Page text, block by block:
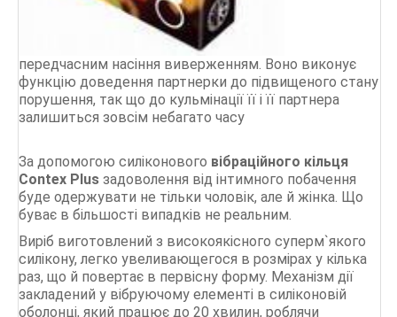
передчасним насіння виверженням. Воно виконує
функцію доведення партнерки до підвищеного стану
порушення, так що до кульмінації її і її партнера
залишиться зовсім небагато часу
За допомогою силіконового вібраційного кільця
Contex Plus задоволення від інтимного побачення
буде одержувати не тільки чоловік, але й жінка. Що
буває в більшості випадків не реальним.
Виріб виготовлений з високоякісного суперм`якого
силікону, легко увеливающегося в розмірах у кілька
раз, що й повертає в первісну форму. Механізм дії
закладений у вібруючому елементі в силіконовій
оболонці, який працює до 20 хвилин, роблячи